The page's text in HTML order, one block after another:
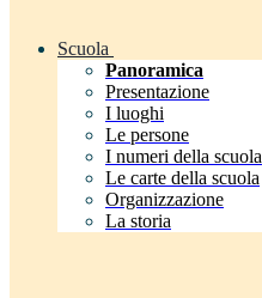
Scuola
Panoramica
Presentazione
I luoghi
Le persone
I numeri della scuola
Le carte della scuola
Organizzazione
La storia